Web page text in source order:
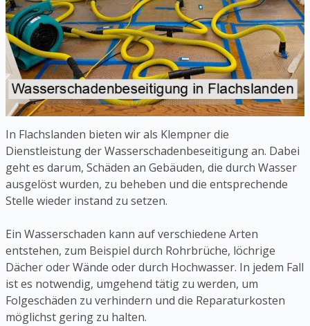
In Flachslanden bieten wir als Klempner die
Dienstleistung der Wasserschadenbeseitigung an. Dabei
geht es darum, Schäden an Gebäuden, die durch Wasser
ausgelöst wurden, zu beheben und die entsprechende
Stelle wieder instand zu setzen.
Ein Wasserschaden kann auf verschiedene Arten
entstehen, zum Beispiel durch Rohrbrüche, löchrige
Dächer oder Wände oder durch Hochwasser. In jedem Fall
ist es notwendig, umgehend tätig zu werden, um
Folgeschäden zu verhindern und die Reparaturkosten
möglichst gering zu halten.